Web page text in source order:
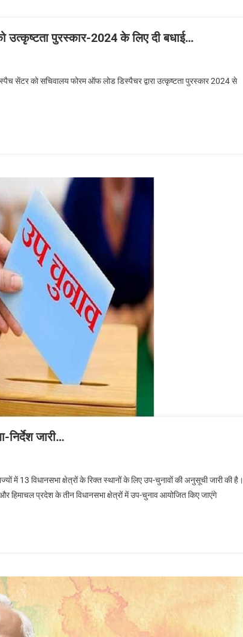
उत्कृष्टता पुरस्कार-2024 के लिए दी बधाई…
सेंटर को सचिवालय फोरम ऑफ लोड डिस्पैचर द्वारा उत्कृष्टता पुरस्कार 2024 से
जारी…
में 13 विधानसभा क्षेत्रों के रिक्त स्थानों के लिए उप-चुनावों की अनुसूची जारी की है।
हिमाचल प्रदेश के तीन विधानसभा क्षेत्रों में उप-चुनाव आयोजित किए जाएंगे